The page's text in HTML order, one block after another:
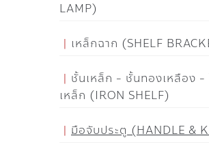
LAMP)
เหล็กฉาก (SHELF
ชั้นเหล็ก - ชั้นทองเหลือง -
เหล็ก (IRON SHELF)
มือจับประตู (HANDLE &